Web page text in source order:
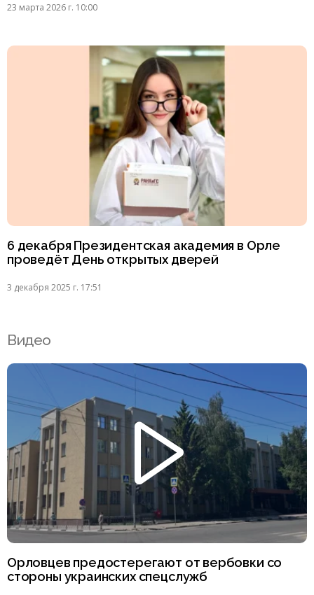
23 марта 2026 г. 10:00
6 декабря Президентская академия в Орле
проведёт День открытых дверей
3 декабря 2025 г. 17:51
Видео
Орловцев предостерегают от вербовки со
стороны украинских спецслужб